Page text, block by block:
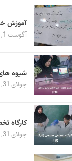
آموزش
آگوست 1, 2026
شیوه
جولای 31, 2026
کارگاه
جولای 31, 2026